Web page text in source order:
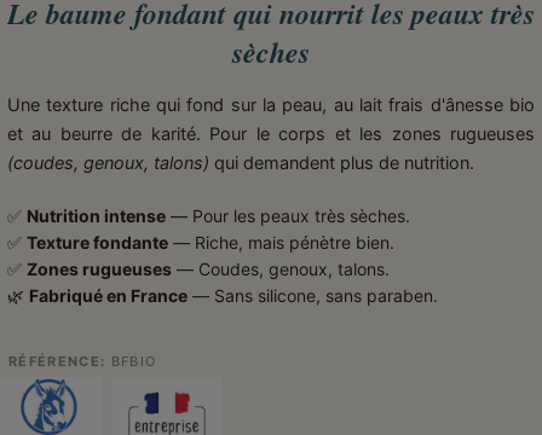
Le baume fondant qui nourrit les peaux très
sèches
Une texture riche qui fond sur la peau, au lait frais d'ânesse bio
et au beurre de karité. Pour le corps et les zones rugueuses
(coudes, genoux, talons) qui demandent plus de nutrition.
✅ Nutrition intense — Pour les peaux très sèches.
✅ Texture fondante — Riche, mais pénètre bien.
✅ Zones rugueuses — Coudes, genoux, talons.
🌿 Fabriqué en France — Sans silicone, sans paraben.
RÉFÉRENCE BFBIO